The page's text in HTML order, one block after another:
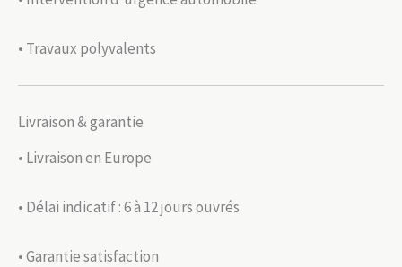
• Travaux polyvalents
Livraison & garantie
• Livraison en Europe
• Délai indicatif : 6 à 12 jours ouvrés
• Garantie satisfaction